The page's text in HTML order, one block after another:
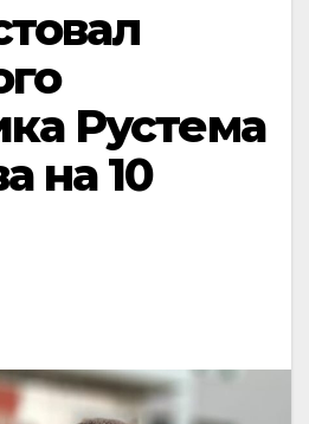
Рустема
на 10